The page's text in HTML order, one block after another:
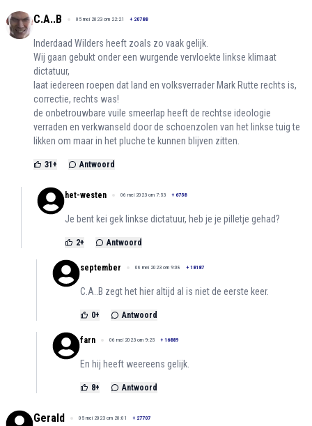
C.A..B 05 mei 2023 om 22:21 + 20788
Inderdaad Wilders heeft zoals zo vaak gelijk.
Wij gaan gebukt onder een wurgende vervloekte linkse klimaat
dictatuur,
laat iedereen roepen dat land en volksverrader Mark Rutte rechts is,
correctie, rechts was!
de onbetrouwbare vuile smeerlap heeft de rechtse ideologie
verraden en verkwanseld door de schoenzolen van het linkse tuig te
likken om maar in het pluche te kunnen blijven zitten.
31 + Antwoord
het-westen 06 mei 2023 om 7:53 + 6758
Je bent kei gek linkse dictatuur, heb je je pilletje gehad?
2+ Antwoord
september 06 mei 2023 om 9:08 + 18187
C.A..B zegt het hier altijd al is niet de eerste keer.
0+ Antwoord
farn 06 mei 2023 om 9:25 + 16889
En hij heeft weereens gelijk.
8+ Antwoord
Gerald 05 mei 2023 om 20:01 + 27707